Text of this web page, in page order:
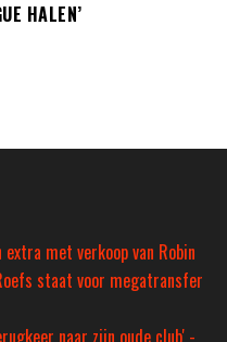
HALEN’
met verkoop van Robin
staat voor megatransfer
naar zijn oude club' -